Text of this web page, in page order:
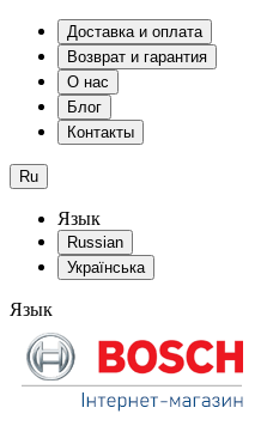
Доставка и оплата
Возврат и гарантия
О нас
Блог
Контакты
Ru
Язык
Russian
Українська
Язык